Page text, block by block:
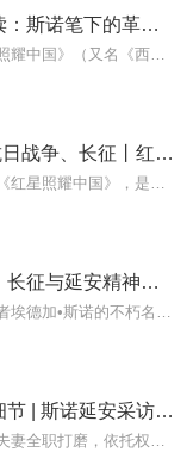
《红星照耀中国》深度解读：斯诺笔下的革命中国｜长征
《红星照耀中国》精讲 | 抗日战争、长征丨红色文化
红星照耀中国｜西行漫记｜长征与延安精神｜经典翻译版
《红星照耀中国》未公开细节 | 斯诺延安采访全记录